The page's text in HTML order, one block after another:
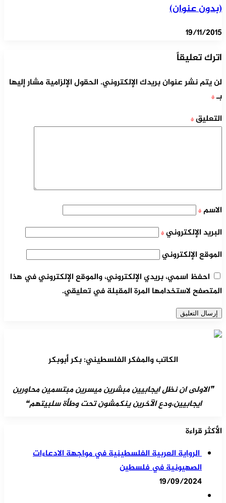
(بدون عنوان)
19/11/2015
اترك تعليقاً
لن يتم نشر عنوان بريدك الإلكتروني. الحقول الإلزامية مشار إليها
بـ*
التعليق *
الاسم *
البريد الإلكتروني *
الموقع الإلكتروني
احفظ اسمي، بريدي الإلكتروني، والموقع الإلكتروني في هذا
المتصفح لاستخدامها المرة المقبلة في تعليقي.
الكاتب والمفكر الفلسطيني: بكر أبوبكر
❞الاولى ان نظل ايجابيين مبشرين ميسرين مبتسمين محاورين
ايجابيين،ودع الآخرين ينكمشون تحت وطأة سلبيتهم❝
الأكثر قراءة
الرواية العربية الفلسطينية في مواجهة الادعاءات
الصهيونية في فلسطين
19/09/2024